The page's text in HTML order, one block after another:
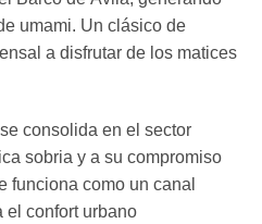
umami. Un clásico de
a disfrutar de los matices
consolida en el sector
sobria y a su compromiso
funciona como un canal
el confort urbano